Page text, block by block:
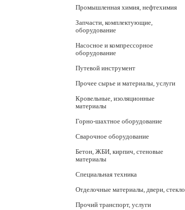
Промышленная химия, нефтехимия
Запчасти, комплектующие,
оборудование
Насосное и компрессорное
оборудование
Путевой инструмент
Прочее сырье и материалы, услуги
Кровельные, изоляционные
материалы
Горно-шахтное оборудование
Сварочное оборудование
Бетон, ЖБИ, кирпич, стеновые
материалы
Специальная техника
Отделочные материалы, двери, стекло
Прочий транспорт, услуги